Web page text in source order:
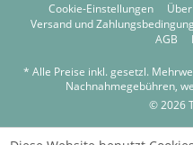
Cookie-Einstellungen
Versand und
AGB
* Alle Preise inkl. gesetzl.
Nachnahmegebühren,
© 2026